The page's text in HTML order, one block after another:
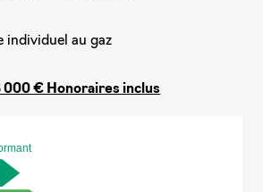
individuel au gaz
000 € Honoraires inclus